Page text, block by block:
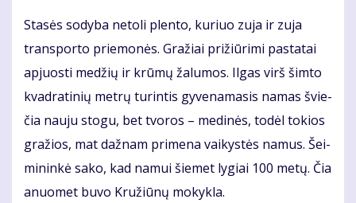
Sta­sės so­dy­ba ne­to­li plen­to, ku­riuo zu­ja ir zu­ja
trans­por­to prie­mo­nės. Gra­žiai pri­žiū­ri­mi pa­sta­tai
ap­juos­ti me­džių ir krū­mų ža­lu­mos. Il­gas virš šim­to
kvad­ra­ti­nių met­rų tu­rin­tis gy­ve­na­ma­sis na­mas švie­
čia nau­ju sto­gu, bet tvo­ros – me­di­nės, to­dėl to­kios
gra­žios, mat daž­nam pri­me­na vai­kys­tės na­mus. Šei­
mi­nin­kė sa­ko, kad na­mui šie­met ly­giai 100 me­tų. Čia
anuo­met bu­vo Kru­žiū­nų mo­kyk­la.